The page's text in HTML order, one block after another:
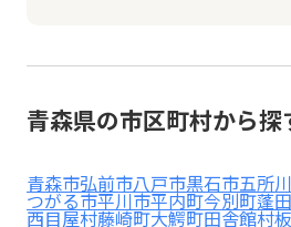
見学日記
メッセージ
青森県の市区町村から探
青森市弘前市八戸市黒石市五所
つがる市平川市平内町今別町蓬
西目屋村藤崎町大鰐町田舎館村